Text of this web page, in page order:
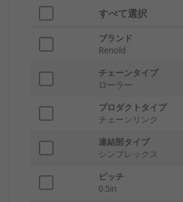
すべて選択
ブランド
Renold
チェーンタイプ
ローラー
プロダクトタイプ
チェーンリンク
連結部タイプ
シンプレックス
ピッチ
0.5in